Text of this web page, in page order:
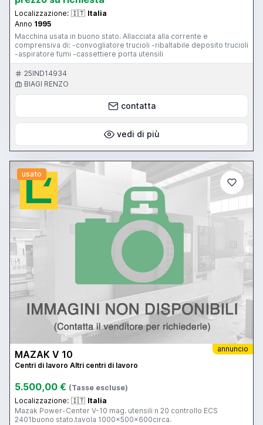
Localizzazione: 🇮🇹 Italia
Anno 1995
Macchina usata in buono stato. Allacciata alla corrente e
comprensiva di: -convogliatore trucioli -ribaltabile deposito trucioli
-aspiratore fumi -cassettiere porta utensili
25IND14934
BIAGI RENZO
contatta
vedi di più
usato
annuncio
MAZAK V 10
Centri di lavoro Altri centri di lavoro
5.500,00 € (Tasse escluse)
Localizzazione: 🇮🇹 Italia
Mazak Power-Center V-10 mag. utensili n 20 controllo ECS
2401buono stato.tavola 1000x500x600circa.